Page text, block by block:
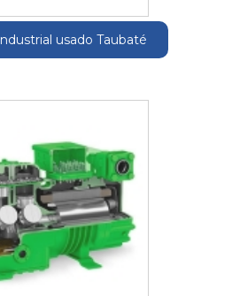
usado Taubaté